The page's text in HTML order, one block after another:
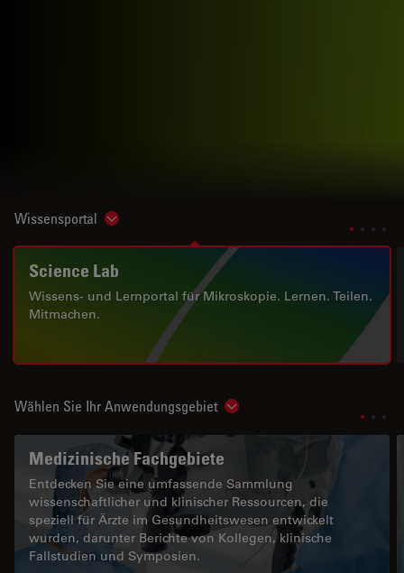
Wissensportal Show subnavigation
Science Lab
Wissens- und Lernportal für Mikroskopie. Lernen. Teilen.
Mitmachen.
Wählen Sie Ihr Anwendungsgebiet Show subnavigation
Medizinische Fachgebiete
Entdecken Sie eine umfassende Sammlung
wissenschaftlicher und klinischer Ressourcen, die
speziell für Ärzte im Gesundheitswesen entwickelt
wurden, darunter Berichte von Kollegen, klinische
Fallstudien und Symposien.